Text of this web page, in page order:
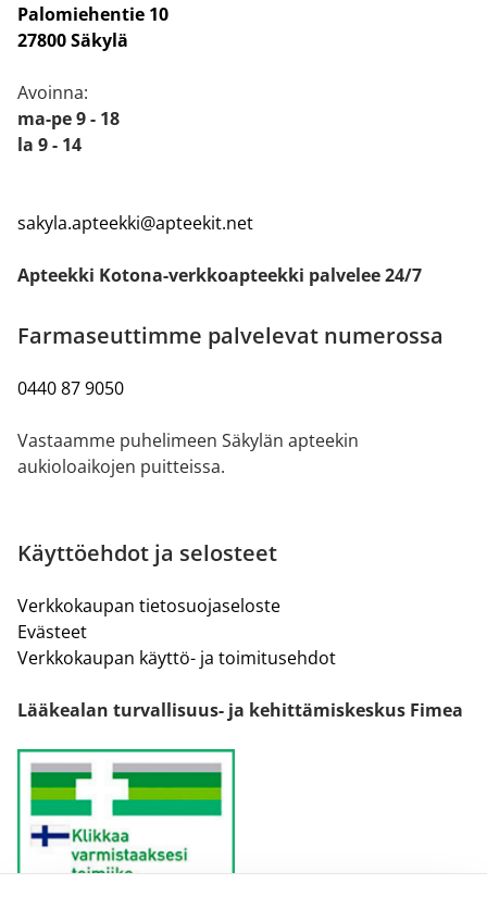
Palomiehentie 10
27800 Säkylä
Avoinna:
ma-pe 9 - 18
la 9 - 14
sakyla.apteekki@apteekit.net
Apteekki Kotona-verkkoapteekki palvelee 24/7
Farmaseuttimme palvelevat numerossa
0440 87 9050
Vastaamme puhelimeen Säkylän apteekin
aukioloaikojen puitteissa.
Käyttöehdot ja selosteet
Verkkokaupan tietosuojaseloste
Evästeet
Verkkokaupan käyttö- ja toimitusehdot
Lääkealan turvallisuus- ja kehittämiskeskus Fimea